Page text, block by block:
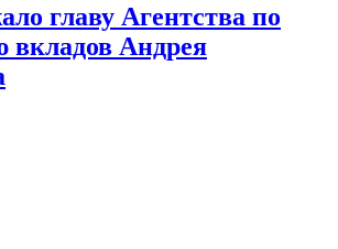
главу Агентства по
вкладов Андрея